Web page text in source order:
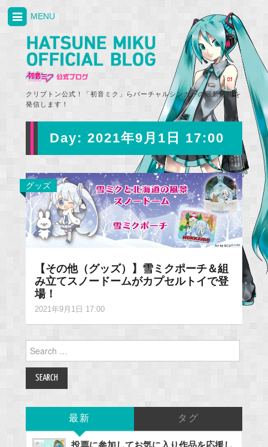
クリプトン公式！「初音ミク」らバーチャルシンガーの最新情報を
発信します！
MENU
Day: 2021年9月1日 17:00
グッズ
【その他（グッズ）】雪ミクポーチ＆組
み立てスノードームがカプセルトイで登
場！
2021年9月1日 17:00
for:
最新 タグ
投票に参加してお気に入り作品を応援し